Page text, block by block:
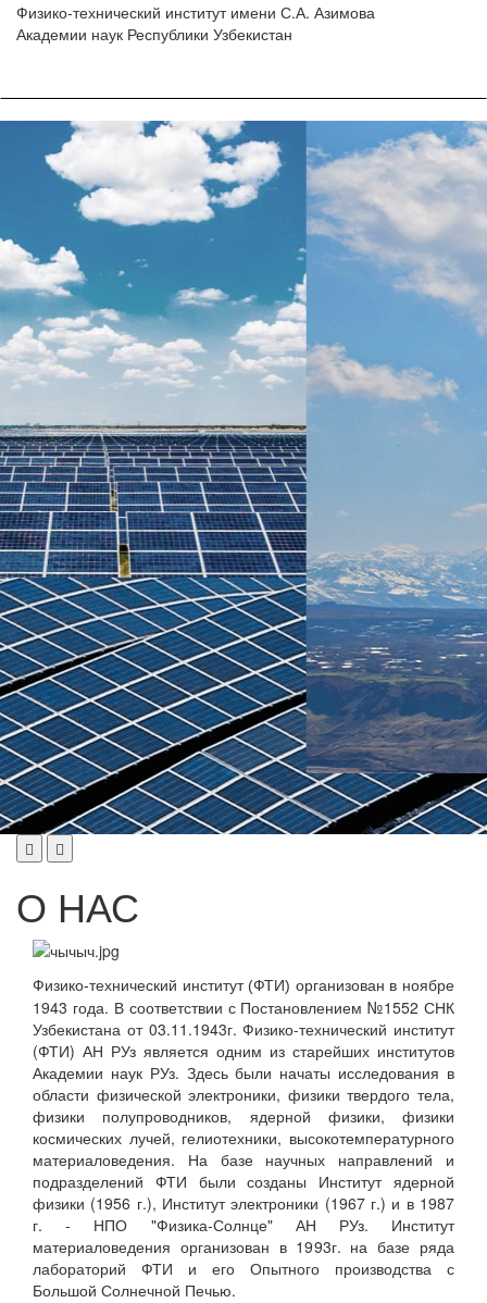
Физико-технический институт имени С.А. Азимова
Академии наук Республики Узбекистан
О НАС
Физико-технический институт (ФТИ) организован в ноябре
1943 года. В соответствии с Постановлением №1552 СНК
Узбекистана от 03.11.1943г. Физико-технический институт
(ФТИ) АН РУз является одним из старейших институтов
Академии наук РУз. Здесь были начаты исследования в
области физической электроники, физики твердого тела,
физики полупроводников, ядерной физики, физики
космических лучей, гелиотехники, высокотемпературного
материаловедения. На базе научных направлений и
подразделений ФТИ были созданы Институт ядерной
физики (1956 г.), Институт электроники (1967 г.) и в 1987
г. - НПО "Физика-Солнце" АН РУз. Институт
материаловедения организован в 1993г. на базе ряда
лабораторий ФТИ и его Опытного производства с
Большой Солнечной Печью.